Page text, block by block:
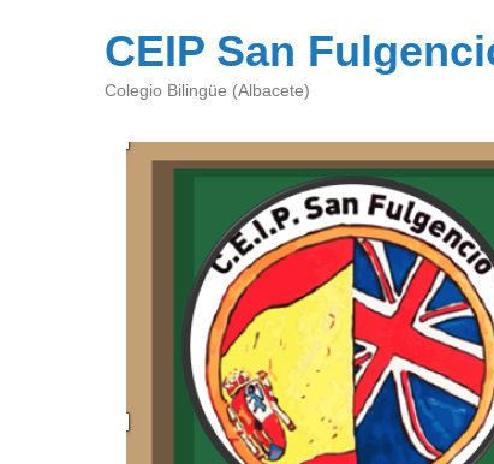
CEIP San
Colegio Bilingüe (Albacete)